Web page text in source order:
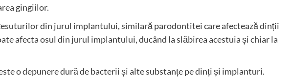
gingiilor.
din jurul implantului, similară parodontitei care afectează dinții
afecta osul din jurul implantului, ducând la slăbirea acestuia și chiar la
o depunere dură de bacterii și alte substanțe pe dinți și implanturi.